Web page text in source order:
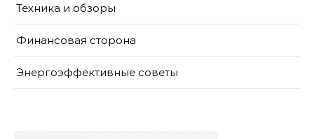
Техника и обзоры
Финансовая сторона
Энергоэффективные советы